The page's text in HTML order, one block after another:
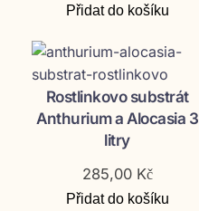
Přidat do košíku
Rostlinkovo substrát
Anthurium a Alocasia 3
litry
285,00 Kč
Přidat do košíku